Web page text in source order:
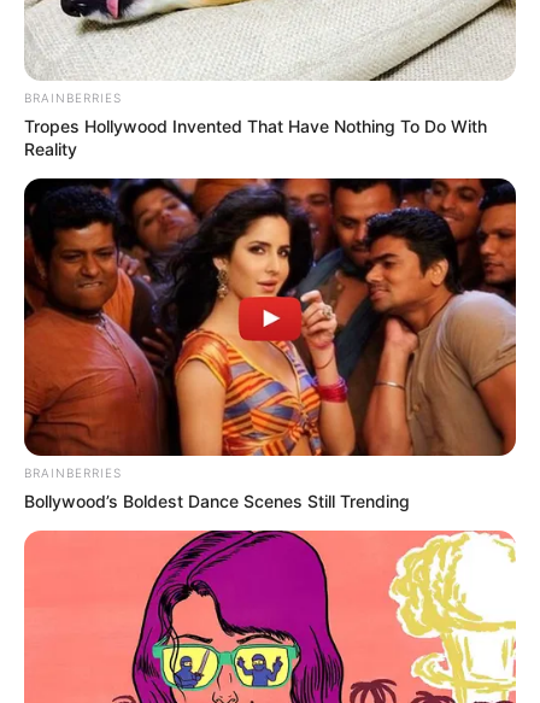
Caixa Cultural promove
Semana Circular com oficinas
artísticas gratuitas para todo o
público
Entre os dias 15 e 20 de outubro, a Semana Circular levará
para a CAIXA Cultural Curitiba um pouco de tudo que
acontece dentro de um ateliê colaborativo. Serão
oferecidas palestras e oficinas para o público em geral
orientadas pelos profissionais da arte envolvidos no Ateliê
Circular, com o objetivo de mostrar como a escolha de um
aprimoramento de técnicas e aproximação ao
conhecimento da arte. As inscrições são gratuitas e
podem ser feitas pelo e-mail
gentearteira.pr@caixa.gov.br.
As vagas são limitadas.
BRAINBERRIES
Tropes Hollywood Invented That Have Nothing To Do With
Reality
BRAINBERRIES
Bollywood’s Boldest Dance Scenes Still Trending